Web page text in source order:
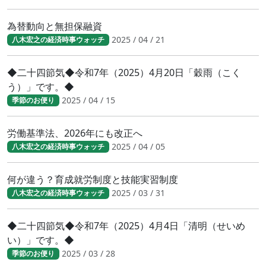
為替動向と無担保融資
八木宏之の経済時事ウォッチ 2025 / 04 / 21
◆二十四節気◆令和7年（2025）4月20日「穀雨（こく
う）」です。◆
季節のお便り 2025 / 04 / 15
労働基準法、2026年にも改正へ
八木宏之の経済時事ウォッチ 2025 / 04 / 05
何が違う？育成就労制度と技能実習制度
八木宏之の経済時事ウォッチ 2025 / 03 / 31
◆二十四節気◆令和7年（2025）4月4日「清明（せいめ
い）」です。◆
季節のお便り 2025 / 03 / 28